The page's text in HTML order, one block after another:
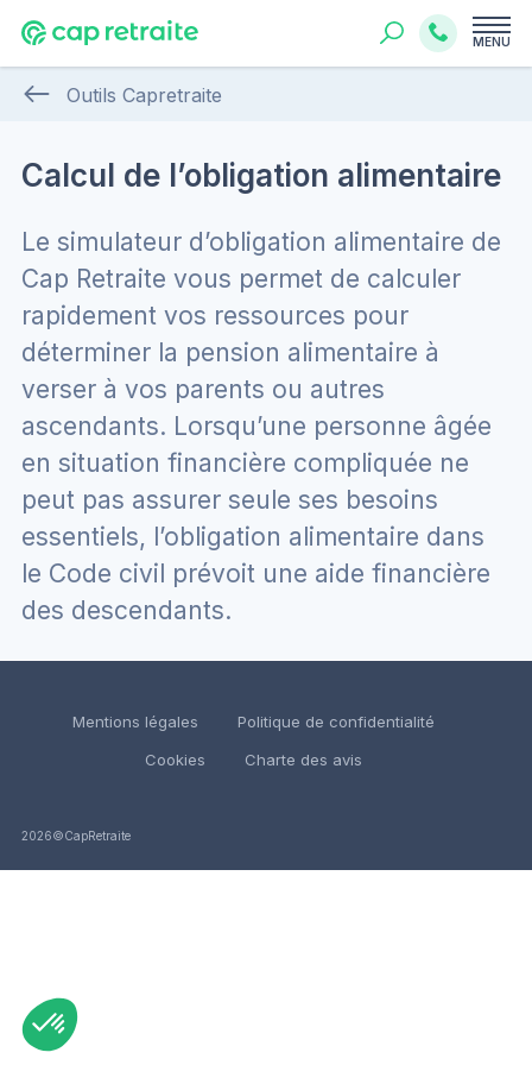
MENU
Outils Capretraite
Calcul de l’obligation alimentaire
Le simulateur d’obligation alimentaire de
Cap Retraite vous permet de calculer
rapidement vos ressources pour
déterminer la pension alimentaire à
verser à vos parents ou autres
ascendants. Lorsqu’une personne âgée
en situation financière compliquée ne
peut pas assurer seule ses besoins
essentiels, l’obligation alimentaire dans
le Code civil prévoit une aide financière
des descendants.
Mentions légales
Politique de confidentialité
Cookies
Charte des avis
2026©CapRetraite